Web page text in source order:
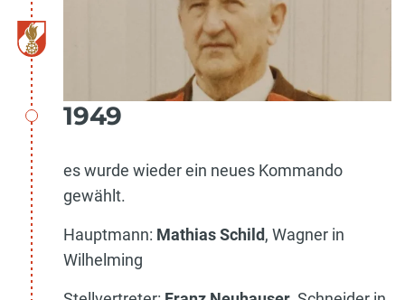
1949
es wurde wieder ein neues Kommando
gewählt.
Hauptmann: Mathias Schild, Wagner in
Wilhelming